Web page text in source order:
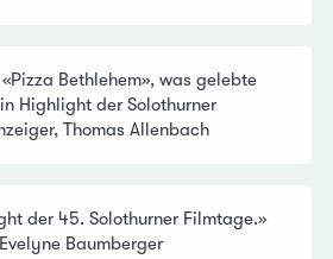
Bethlehem», was gelebte
Highlight der Solothurner
Thomas Allenbach
der 45. Solothurner Filmtage.»
Baumberger